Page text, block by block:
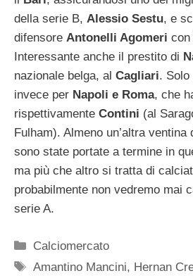
della serie B, Alessio Sestu, e
difensore Antonelli Agomeri
Interessante anche il prestito di
nazionale belga, al Cagliari. Solo
invece per Napoli e Roma, che
rispettivamente Contini (al
Fulham). Almeno un’altra
sono state portate a termine in
ma più che altro si tratta di
probabilmente non vedremo mai
serie A.
Categorie
Calciomercato
Tag
Amantino Mancini, Hernan